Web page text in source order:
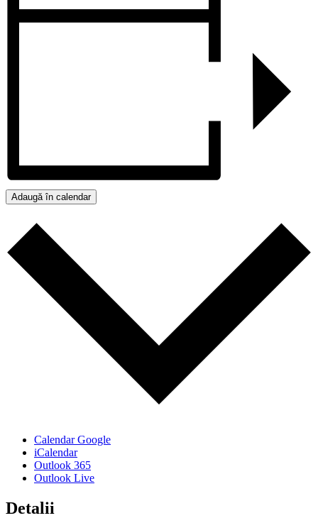
Adaugă în calendar
Calendar Google
iCalendar
Outlook 365
Outlook Live
Detalii